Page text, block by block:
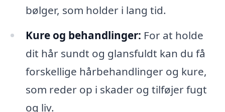
bølger, som holder i lang tid.
Kure og behandlinger: For at holde
dit hår sundt og glansfuldt kan du få
forskellige hårbehandlinger og kure,
som reder op i skader og tilføjer fugt
og liv.